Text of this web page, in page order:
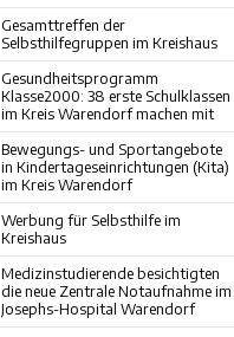
Gesamttreffen der
Selbsthilfegruppen im Kreishaus
Gesundheitsprogramm
Klasse2000: 38 erste Schulklassen
im Kreis Warendorf machen mit
Bewegungs- und Sportangebote
in Kindertageseinrichtungen (Kita)
im Kreis Warendorf
Werbung für Selbsthilfe im
Kreishaus
Medizinstudierende besichtigten
die neue Zentrale Notaufnahme im
Josephs-Hospital Warendorf